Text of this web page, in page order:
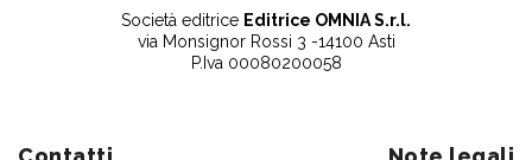
Società editrice Editrice OMNIA S.r.l.
via Monsignor Rossi 3 -14100 Asti
P.Iva 00080200058